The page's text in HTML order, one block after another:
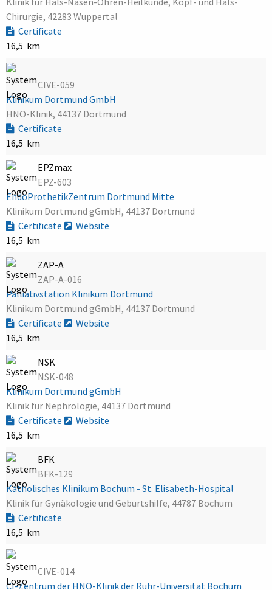
Chirurgie, 42283 Wuppertal
Certificate
16,5 km
CIVE-059
Klinikum Dortmund GmbH
HNO-Klinik, 44137 Dortmund
Certificate
16,5 km
EPZmax
EPZ-603
EndoProthetikZentrum Dortmund Mitte
Klinikum Dortmund gGmbH, 44137 Dortmund
Certificate
Website
16,5 km
ZAP-A
ZAP-A-016
Palliativstation Klinikum Dortmund
Klinikum Dortmund gGmbH, 44137 Dortmund
Certificate
Website
16,5 km
NSK
NSK-048
Klinikum Dortmund gGmbH
Klinik für Nephrologie, 44137 Dortmund
Certificate
Website
16,5 km
BFK
BFK-129
Katholisches Klinikum Bochum - St. Elisabeth-Hospital
Klinik für Gynäkologie und Geburtshilfe, 44787 Bochum
Certificate
16,5 km
CIVE-014
CI-Zentrum der HNO-Klinik der Ruhr-Universität Bochum